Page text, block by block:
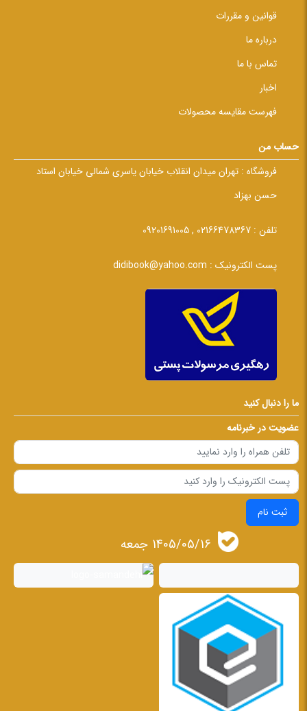
قوانین و مقررات
درباره ما
تماس با ما
اخبار
فهرست مقایسه محصولات
حساب من
فروشگاه : تهران میدان انقلاب خیابان یاسری شمالی خیابان استاد
حسن بهزاد
تلفن : 02166478367 , 09201691005
پست الکترونیک : didibook@yahoo.com
ما را دنبال کنید
عضویت در خبرنامه
ثبت نام
1405/05/16 جمعه